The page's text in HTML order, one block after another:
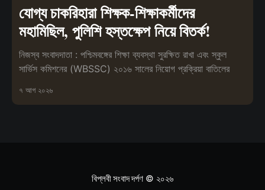
যোগ্য চাকরিহারা শিক্ষক-শিক্ষাকর্মীদের
মহামিছিল, পুলিশি হস্তক্ষেপ নিয়ে বিতর্ক!
নিজস্ব সংবাদদাতা : পশ্চিমবঙ্গের শিক্ষা ব্যবস্থা সুরক্ষিত রাখা এবং স্কুল
সার্ভিস কমিশনের (WBSSC) ২০১৬ সালের নিয়োগ প্রক্রিয়া বাতিলের
৭ আগ ২০২৬
বিপ্লবী সংবাদ দর্পণ© ২০২৬